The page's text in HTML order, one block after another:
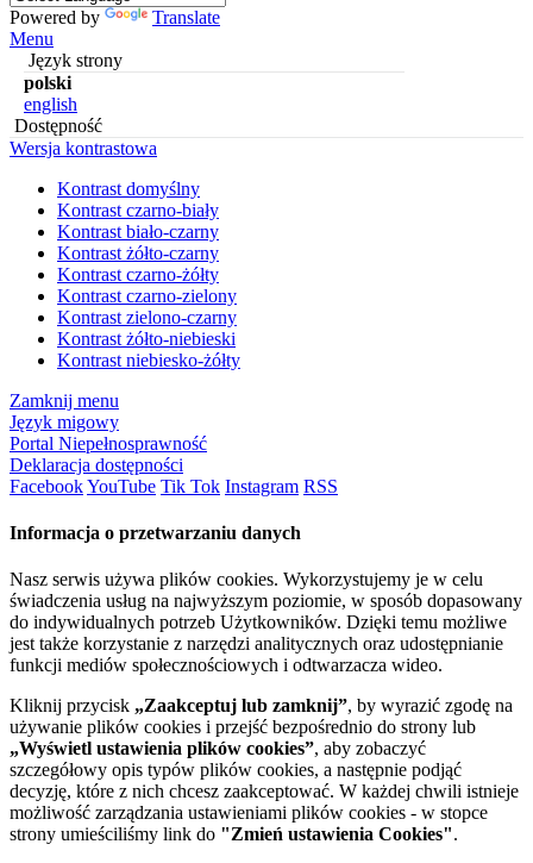
Powered by
Translate
Menu
Język strony
polski
english
Dostępność
Wersja kontrastowa
Kontrast domyślny
Kontrast czarno-biały
Kontrast biało-czarny
Kontrast żółto-czarny
Kontrast czarno-żółty
Kontrast czarno-zielony
Kontrast zielono-czarny
Kontrast żółto-niebieski
Kontrast niebiesko-żółty
Zamknij menu
Język migowy
Portal Niepełnosprawność
Deklaracja dostępności
FacebookYouTube Tik Tok Instagram RSS
Informacja o przetwarzaniu danych
Nasz serwis używa plików cookies. Wykorzystujemy je w celu
świadczenia usług na najwyższym poziomie, w sposób dopasowany
do indywidualnych potrzeb Użytkowników. Dzięki temu możliwe
jest także korzystanie z narzędzi analitycznych oraz udostępnianie
funkcji mediów społecznościowych i odtwarzacza wideo.
Kliknij przycisk „Zaakceptuj lub zamknij”, by wyrazić zgodę na
używanie plików cookies i przejść bezpośrednio do strony lub
„Wyświetl ustawienia plików cookies”, aby zobaczyć
szczegółowy opis typów plików cookies, a następnie podjąć
decyzję, które z nich chcesz zaakceptować. W każdej chwili istnieje
możliwość zarządzania ustawieniami plików cookies - w stopce
strony umieściliśmy link do "Zmień ustawienia Cookies".